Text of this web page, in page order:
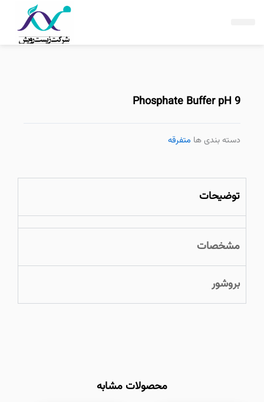
Phosphate Buffer pH 9
دسته بندی ها متفرقه
توضیحات
مشخصات
بروشور
محصولات مشابه